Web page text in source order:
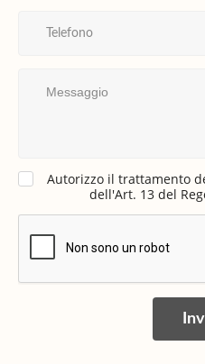
Autorizzo il trattamento
dell'Art. 13 del